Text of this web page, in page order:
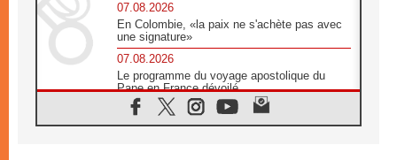
07.08.2026
En Colombie, «la paix ne s'achète pas avec
une signature»
07.08.2026
Le programme du voyage apostolique du
Pape en France dévoilé
07.08.2026
1ère Conférence continentale sur l'éducation